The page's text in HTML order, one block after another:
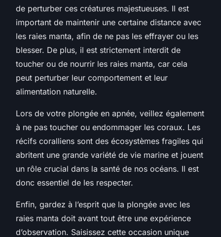
de perturber ces créatures majestueuses. Il est
important de maintenir une certaine distance avec
les raies manta, afin de ne pas les effrayer ou les
blesser. De plus, il est strictement interdit de
toucher ou de nourrir les raies manta, car cela
peut perturber leur comportement et leur
alimentation naturelle.
Lors de votre plongée en apnée, veillez également
à ne pas toucher ou endommager les coraux. Les
récifs coralliens sont des écosystèmes fragiles qui
abritent une grande variété de vie marine et jouent
un rôle crucial dans la santé de nos océans. Il est
donc essentiel de les respecter.
Enfin, gardez à l’esprit que la plongée avec les
raies manta doit avant tout être une expérience
d’observation. Saisissez cette occasion unique